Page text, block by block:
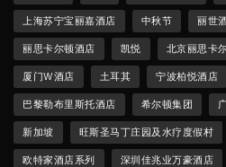
上海苏宁宝丽嘉酒店 中秋节 丽世
丽思卡尔顿酒店 凯悦 北京丽思卡
厦门W酒店 土耳其 宁波柏悦酒店
巴黎勒布里斯托酒店 希尔顿集团
新加坡 旺斯圣马丁庄园及水疗度假村
欧特家酒店系列 深圳佳兆业万豪酒店